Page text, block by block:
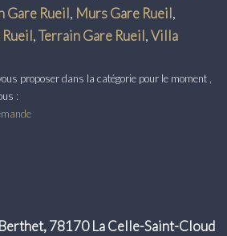
Transaction
Location
LE GROUPE
Gare Rueil, Murs Gare Rueil,
,Terrain Gare Rueil,Villa
proposer dans la catégorie pour le moment ,
:
78170 La Celle-Saint-Cloud